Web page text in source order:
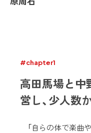
#chapter1
高田馬場と中
営し、少人数
「自らの体で楽曲